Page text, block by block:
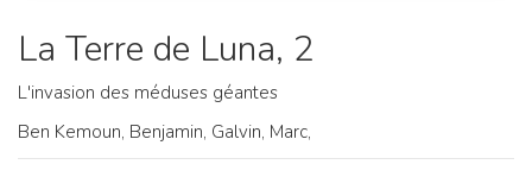
La Terre de Luna, 2
L'invasion des méduses géantes
Ben Kemoun, Benjamin, Galvin, Marc,